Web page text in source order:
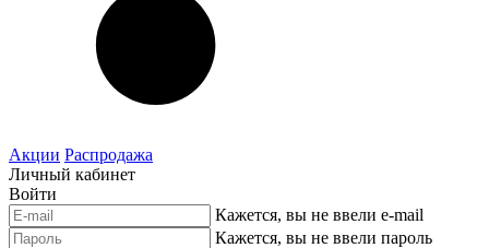
Акции Распродажа
Личный кабинет
Войти
Кажется, вы не ввели e-mail
Кажется, вы не ввели пароль